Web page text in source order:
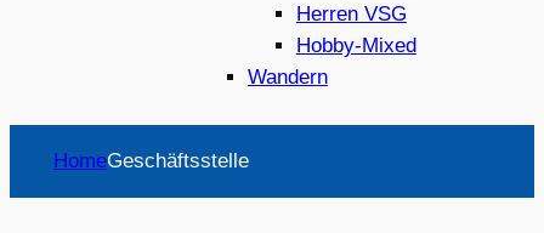
Herren VSG
Hobby-Mixed
Wandern
HomeGeschäftsstelle